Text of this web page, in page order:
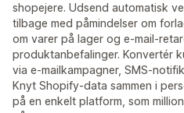
shopejere. Udsend automatisk
tilbage med påmindelser om
om varer på lager og e-mail-
produktanbefalinger. Konvertér
via e-mailkampagner, SMS-
Knyt Shopify-data sammen i
på en enkelt platform, som